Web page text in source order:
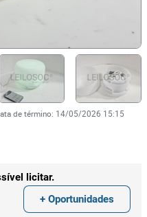
de término: 14/05/2026 15:15
licitar.
+ Oportunidades